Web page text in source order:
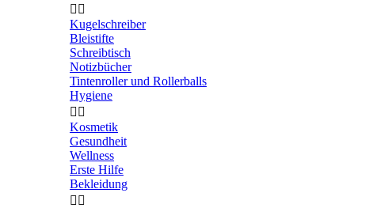
 
Kugelschreiber
Bleistifte
Schreibtisch
Notizbücher
Tintenroller und Rollerballs
Hygiene
 
Kosmetik
Gesundheit
Wellness
Erste Hilfe
Bekleidung
 